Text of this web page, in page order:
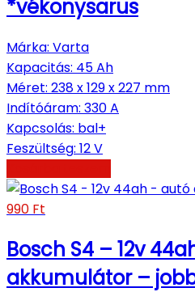
*vékonysarus
Márka: Varta
Kapacitás: 45 Ah
Méret: 238 x 129 x 227 mm
Indítóáram: 330 A
Kapcsolás: bal+
Feszültség: 12 V
990 Ft
Bosch S4 – 12v
akkumulátor –